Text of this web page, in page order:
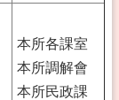
本所各課室
本所調解會
本所民政課